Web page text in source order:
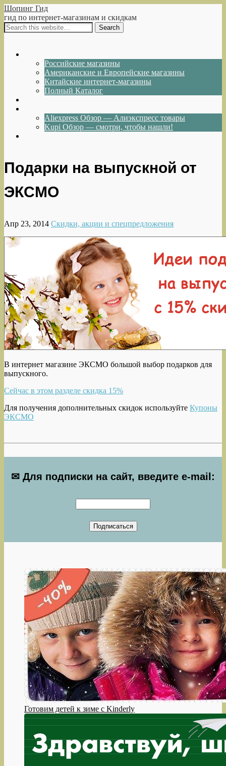
Шопинг Гид
гид по интернет-магазинам и скидкам
Российские магазины
Американские и Европейские магазины
Китайские интернет-магазины
Полный Каталог
Aliexpress Обзор — Алиэкспресс товары
Kupi Обзор — смотри, чтобы нашли!
Подарки на выпускной от
ЭКСМО
Апр 23, 2014 Скидки, акции и спецпредложения
В интернет магазине ЭКСМО большой выбор подарков для
выпускного.
Сейчас в этом разделе скидка 15%
Для получения дополнительных скидок используйте Купоны
ЭКСМО
✉ Для подписки на сайт, введите e-mail:
Готовим детей к зиме с Kinderly